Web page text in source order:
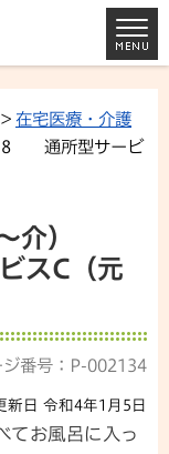
> 在宅医療・介護
通所型サービ
介）
スC（元
ジ番号：P-002134
新日 令和4年1月5日
てお風呂に入っ